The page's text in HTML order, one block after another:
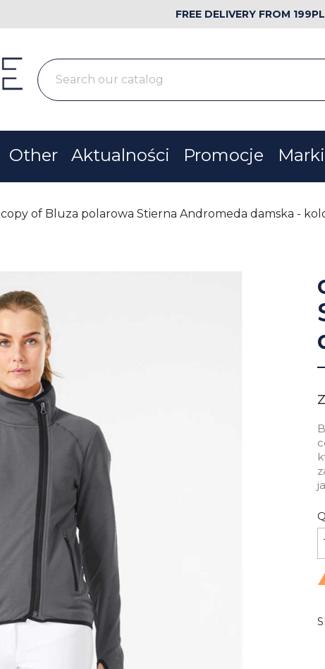
FREE DELIVERY FROM
Other Aktualności Promocje Marki
copy of Bluza polarowa Stierna Andromeda damska -